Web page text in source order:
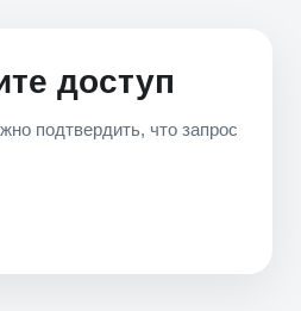
доступ
подтвердить, что запрос